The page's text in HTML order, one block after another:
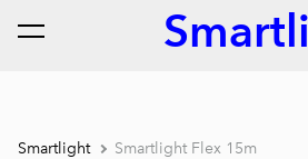
lisati ostukorvi. Vaata ostukorvi
Smartlight Smartlight Flex 15m